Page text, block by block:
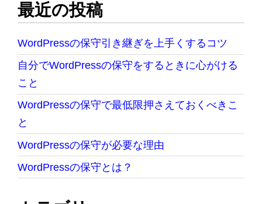
最近の投稿
WordPressの保守引き継ぎを上手くするコツ
自分でWordPressの保守をするときに心がける
こと
WordPressの保守で最低限押さえておくべきこ
と
WordPressの保守が必要な理由
WordPressの保守とは？